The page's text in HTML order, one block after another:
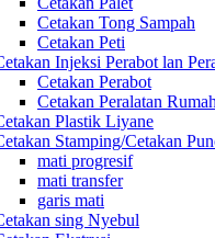
Cetakan Tong Sampah
Cetakan Peti
Injeksi Perabot lan
Cetakan Perabot
Cetakan Peralatan
Plastik Liyane
Stamping/Cetakan
mati progresif
mati transfer
garis mati
sing Nyebul